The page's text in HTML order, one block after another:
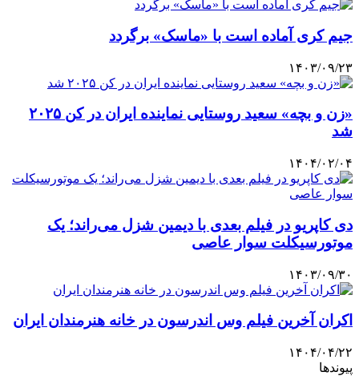
جیم کری آماده است با «ماسک» برگردد
۱۴۰۳/۰۹/۲۳
«زن و بچه» سعید روستایی نماینده ایران در کن ۲۰۲۵
شد
۱۴۰۴/۰۲/۰۴
دی کاپریو در فیلم بعدی با دیمین شزل می‌راند؛ یک
موتورسیکلت‌ سوار عاصی
۱۴۰۳/۰۹/۳۰
اکران آخرین فیلم وس اندرسون‏ در خانه هنرمندان ایران
۱۴۰۴/۰۴/۲۲
پیوندها